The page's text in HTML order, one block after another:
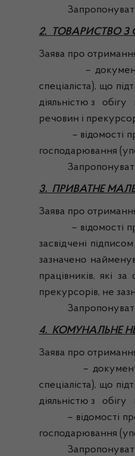
Запропонувати
2. ТОВАРИСТВО З
Заява про отримання
– документи, що
спеціаліста), що
діяльністю з
речовин і
– відомості про
господарювання
Запропонувати
3. ПРИВАТНЕ
Заява про отримання
– відомості про
засвідчені
зазначено
працівників, які
прекурсорів, не
Запропонувати
4. КОМУНАЛЬНЕ
Заява про отримання
– документи, що
спеціаліста), що
діяльністю з обігу
– відомості про
господарювання
Запропонувати